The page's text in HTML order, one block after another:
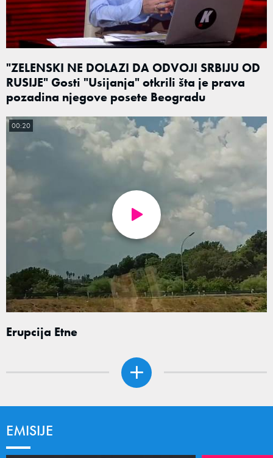
"ZELENSKI NE DOLAZI DA ODVOJI SRBIJU OD
RUSIJE" Gosti "Usijanja" otkrili šta je prava
pozadina njegove posete Beogradu
Erupcija Etne
00:20
EMISIJE